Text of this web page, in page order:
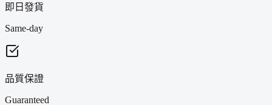
即日發貨
Same-day
品質保證
Guaranteed